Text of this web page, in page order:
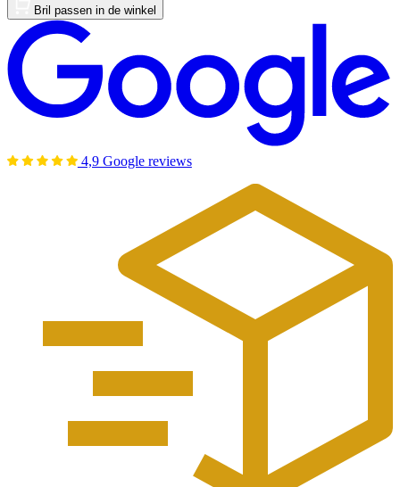
Bril passen in de winkel
4,9 Google reviews